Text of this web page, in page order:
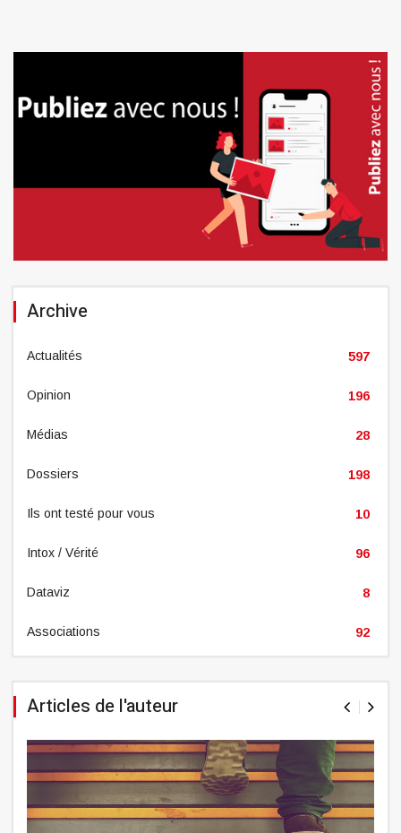
Archive
Actualités 597
Opinion 196
Médias 28
Dossiers 198
Ils ont testé pour vous 10
Intox / Vérité 96
Dataviz 8
Associations 92
Articles de l'auteur